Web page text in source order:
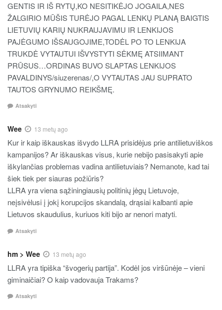
GENTIS IR IŠ RYTŲ,KO NESITIKĖJO JOGAILA,NES
ŽALGIRIO MŪŠIS TURĖJO PAGAL LENKŲ PLANĄ BAIGTIS
LIETUVIŲ KARIŲ NUKRAUJAVIMU IR LENKIJOS
PAJĖGUMO IŠSAUGOJIME,TODĖL PO TO LENKIJA
TRUKDĖ VYTAUTUI IŠVYSTYTI SĖKMĘ ATSIIMANT
PRŪSUS…ORDINAS BUVO SLAPTAS LENKIJOS
PAVALDINYS/siuzerenas/,O VYTAUTAS JAU SUPRATO
TAUTOS GRYNUMO REIKŠMĘ.
Atsakyti
Wee 13 metų ago
Kur ir kaip iškauskas išvydo LLRA prisidėjus prie antilietuviškos
kampanijos? Ar iškauskas visus, kurie nebijo pasisakyti apie
iškylančias problemas vadina antilietuviais? Nemanote, kad tai
šiek tiek per siauras požiūris?
LLRA yra viena sąžiningiausių politinių jėgų Lietuvoje,
neįsivėlusi į jokį korupcijos skandalą, drąsiai kalbanti apie
Lietuvos skaudulius, kuriuos kiti bijo ar nenori matyti.
Atsakyti
hm > Wee 13 metų ago
LLRA yra tipiška “švogerių partija”. Kodėl jos viršūnėje – vieni
giminaičiai? O kaip vadovauja Trakams?
Atsakyti